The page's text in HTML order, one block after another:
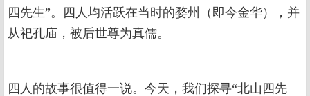
四先生”。四人均活跃在当时的婺州（即今金华），并
从祀孔庙，被后世尊为真儒。
四人的故事很值得一说。今天，我们探寻“北山四先